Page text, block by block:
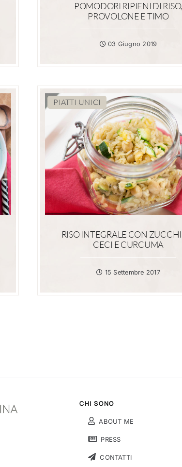
POMODORI RIPIENI DI RISO,
PROVOLONE E TIMO
03 Giugno 2019
PIATTI UNICI
RISO INTEGRALE CON
CECI E CURCUMA
15 Settembre 2017
CHI SONO
ABOUT ME
PRESS
CONTATTI